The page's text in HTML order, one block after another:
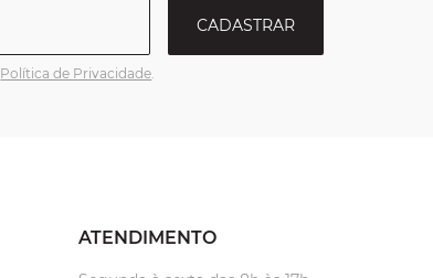
CADASTRAR
Política de Privacidade.
ATENDIMENTO